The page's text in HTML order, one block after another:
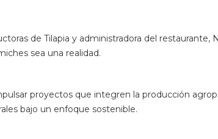
de Tilapia y administradora del restaurante,
sea una realidad.
proyectos que integren la producción
bajo un enfoque sostenible.